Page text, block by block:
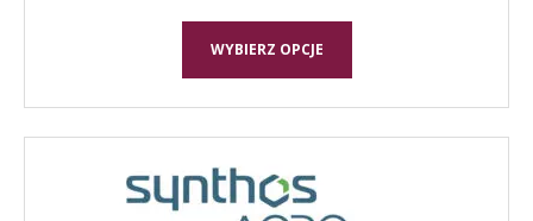
WYBIERZ OPCJE